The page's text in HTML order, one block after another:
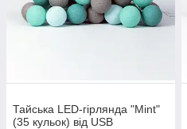
Тайська LED-гірлянда "Mint"
(35 кульок) від USB